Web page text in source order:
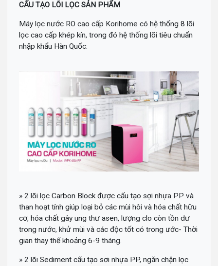
CẤU TẠO LÕI LỌC SẢN PHẨM
Máy lọc nước RO cao cấp Korihome có hệ thống 8 lõi
lọc cao cấp khép kín, trong đó hệ thống lõi tiêu chuẩn
nhập khẩu Hàn Quốc:
» 2 lõi lọc Carbon Block được cấu tạo sợi nhựa PP và
than hoạt tính giúp loại bỏ các mùi hôi và hóa chất hữu
cơ, hóa chất gây ung thư asen, lượng clo còn tồn dư
trong nước, khử mùi và các độc tốt có trong ước- Thời
gian thay thế khoảng 6-9 tháng.
» 2 lõi Sediment cấu tạo sơi nhựa PP, ngăn chặn lọc